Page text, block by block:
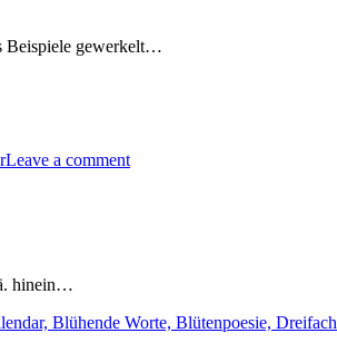
Beispiele gewerkelt…
Leave a comment
hinein…